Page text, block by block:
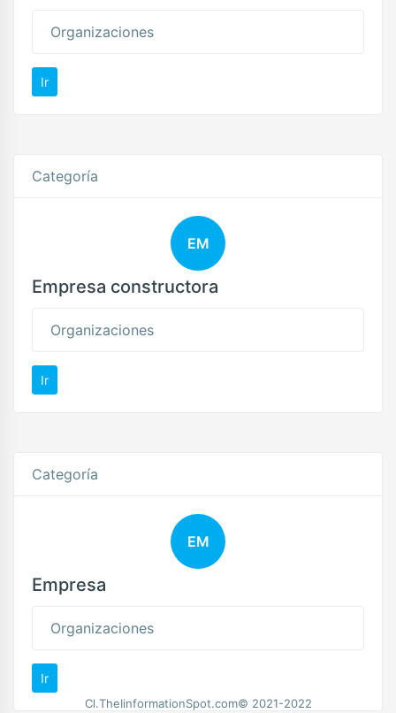
Organizaciones
Ir
Categoría
EM
Empresa constructora
Organizaciones
Ir
Categoría
EM
Empresa
Organizaciones
Ir
Cl.TheIinformationSpot.com© 2021-2022